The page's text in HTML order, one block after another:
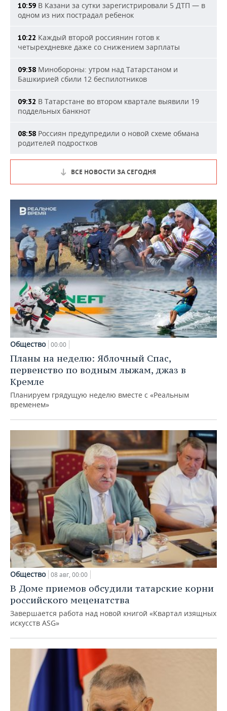
10:59 В Казани за сутки зарегистрировали 5 ДТП — в
одном из них пострадал ребенок
10:22 Каждый второй россиянин готов к
четырехдневке даже со снижением зарплаты
09:38 Минобороны: утром над Татарстаном и
Башкирией сбили 12 беспилотников
09:32 В Татарстане во втором квартале выявили 19
поддельных банкнот
08:58 Россиян предупредили о новой схеме обмана
родителей подростков
ВСЕ НОВОСТИ ЗА СЕГОДНЯ
Общество 00:00
Планы на неделю: Яблочный Спас,
первенство по водным лыжам, джаз в
Кремле
Планируем грядущую неделю вместе с «Реальным
временем»
Общество 08 авг, 00:00
В Доме приемов обсудили татарские корни
российского меценатства
Завершается работа над новой книгой «Квартал изящных
искусств ASG»